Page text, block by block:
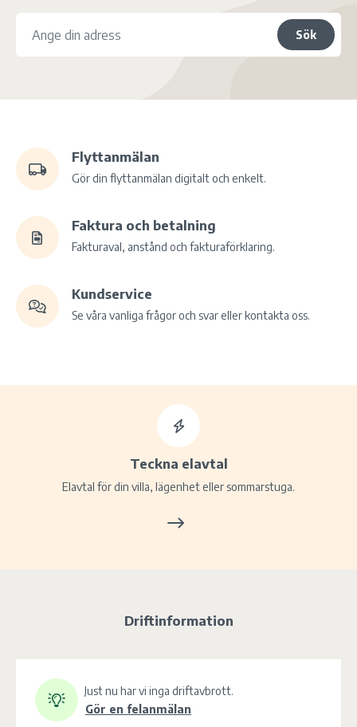
Sök
Flyttanmälan
Gör din flyttanmälan digitalt och enkelt.
Faktura och betalning
Fakturaval, anstånd och fakturaförklaring.
Kundservice
Se våra vanliga frågor och svar eller kontakta oss.
Teckna elavtal
Elavtal för din villa, lägenhet eller sommarstuga.
Driftinformation
Just nu har vi inga driftavbrott.
Gör en felanmälan